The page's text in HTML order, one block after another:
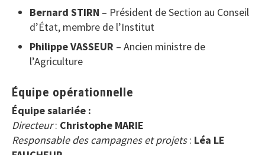
Bernard STIRN – Président de Section au Conseil
d’État, membre de l’Institut
Philippe VASSEUR – Ancien ministre de
l’Agriculture
Équipe opérationnelle
Équipe salariée :
Directeur: Christophe MARIE
Responsable des campagnes et projets: Léa LE